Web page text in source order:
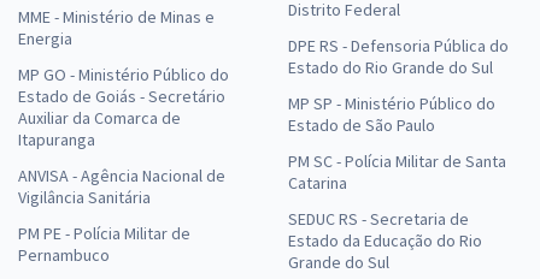
MME - Ministério de Minas e
Energia
MP GO - Ministério Público do
Estado de Goiás - Secretário
Auxiliar da Comarca de
Itapuranga
ANVISA - Agência Nacional de
Vigilância Sanitária
PM PE - Polícia Militar de
Pernambuco
Distrito Federal
DPE RS - Defensoria Pública do
Estado do Rio Grande do Sul
MP SP - Ministério Público do
Estado de São Paulo
PM SC - Polícia Militar de Santa
Catarina
SEDUC RS - Secretaria de
Estado da Educação do Rio
Grande do Sul